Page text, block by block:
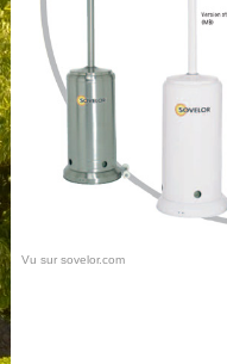
Vu sur sovelor.com